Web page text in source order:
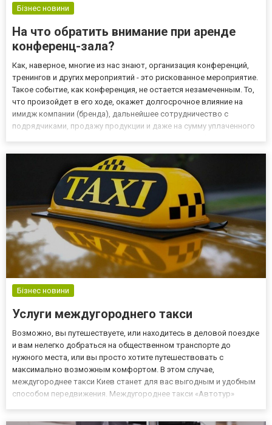
Бізнес новини
На что обратить внимание при аренде
конференц-зала?
Как, наверное, многие из нас знают, организация конференций,
тренингов и других мероприятий - это рискованное мероприятие.
Такое событие, как конференция, не остается незамеченным. То,
что произойдет в его ходе, окажет долгосрочное влияние на
имидж компании (бренда), дальнейшее сотрудничество с
подрядчиками, продажу продукции и даже на сумму уплаченного
Бізнес новини
Услуги междугороднего такси
Возможно, вы путешествуете, или находитесь в деловой поездке
и вам нелегко добраться на общественном транспорте до
нужного места, или вы просто хотите путешествовать с
максимально возможным комфортом. В этом случае,
междугороднее такси Киев станет для вас выгодным и удобным
способом передвижения. Междугороднее такси «Автотур»